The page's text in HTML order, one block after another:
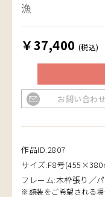
漁
￥37,400 (税込)
お問い合わせ
作品ID:2807
サイズ:F8号
フレーム:木枠張り／
※額装をご希望される場